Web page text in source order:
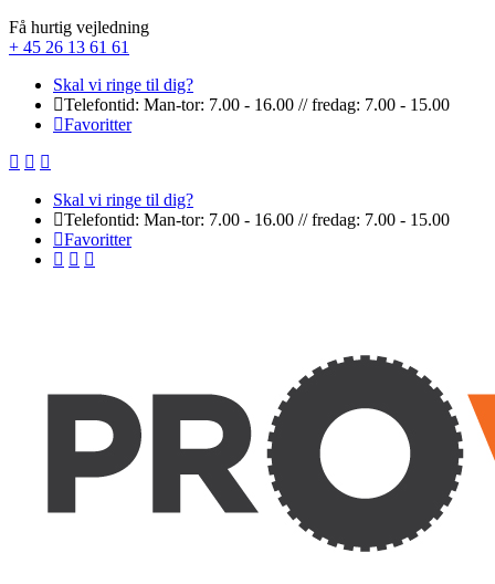
Få hurtig vejledning
+ 45 26 13 61 61
Skal vi ringe til dig?
Telefontid: Man-tor: 7.00 - 16.00 // fredag: 7.00 - 15.00
Favoritter
Skal vi ringe til dig?
Telefontid: Man-tor: 7.00 - 16.00 // fredag: 7.00 - 15.00
Favoritter